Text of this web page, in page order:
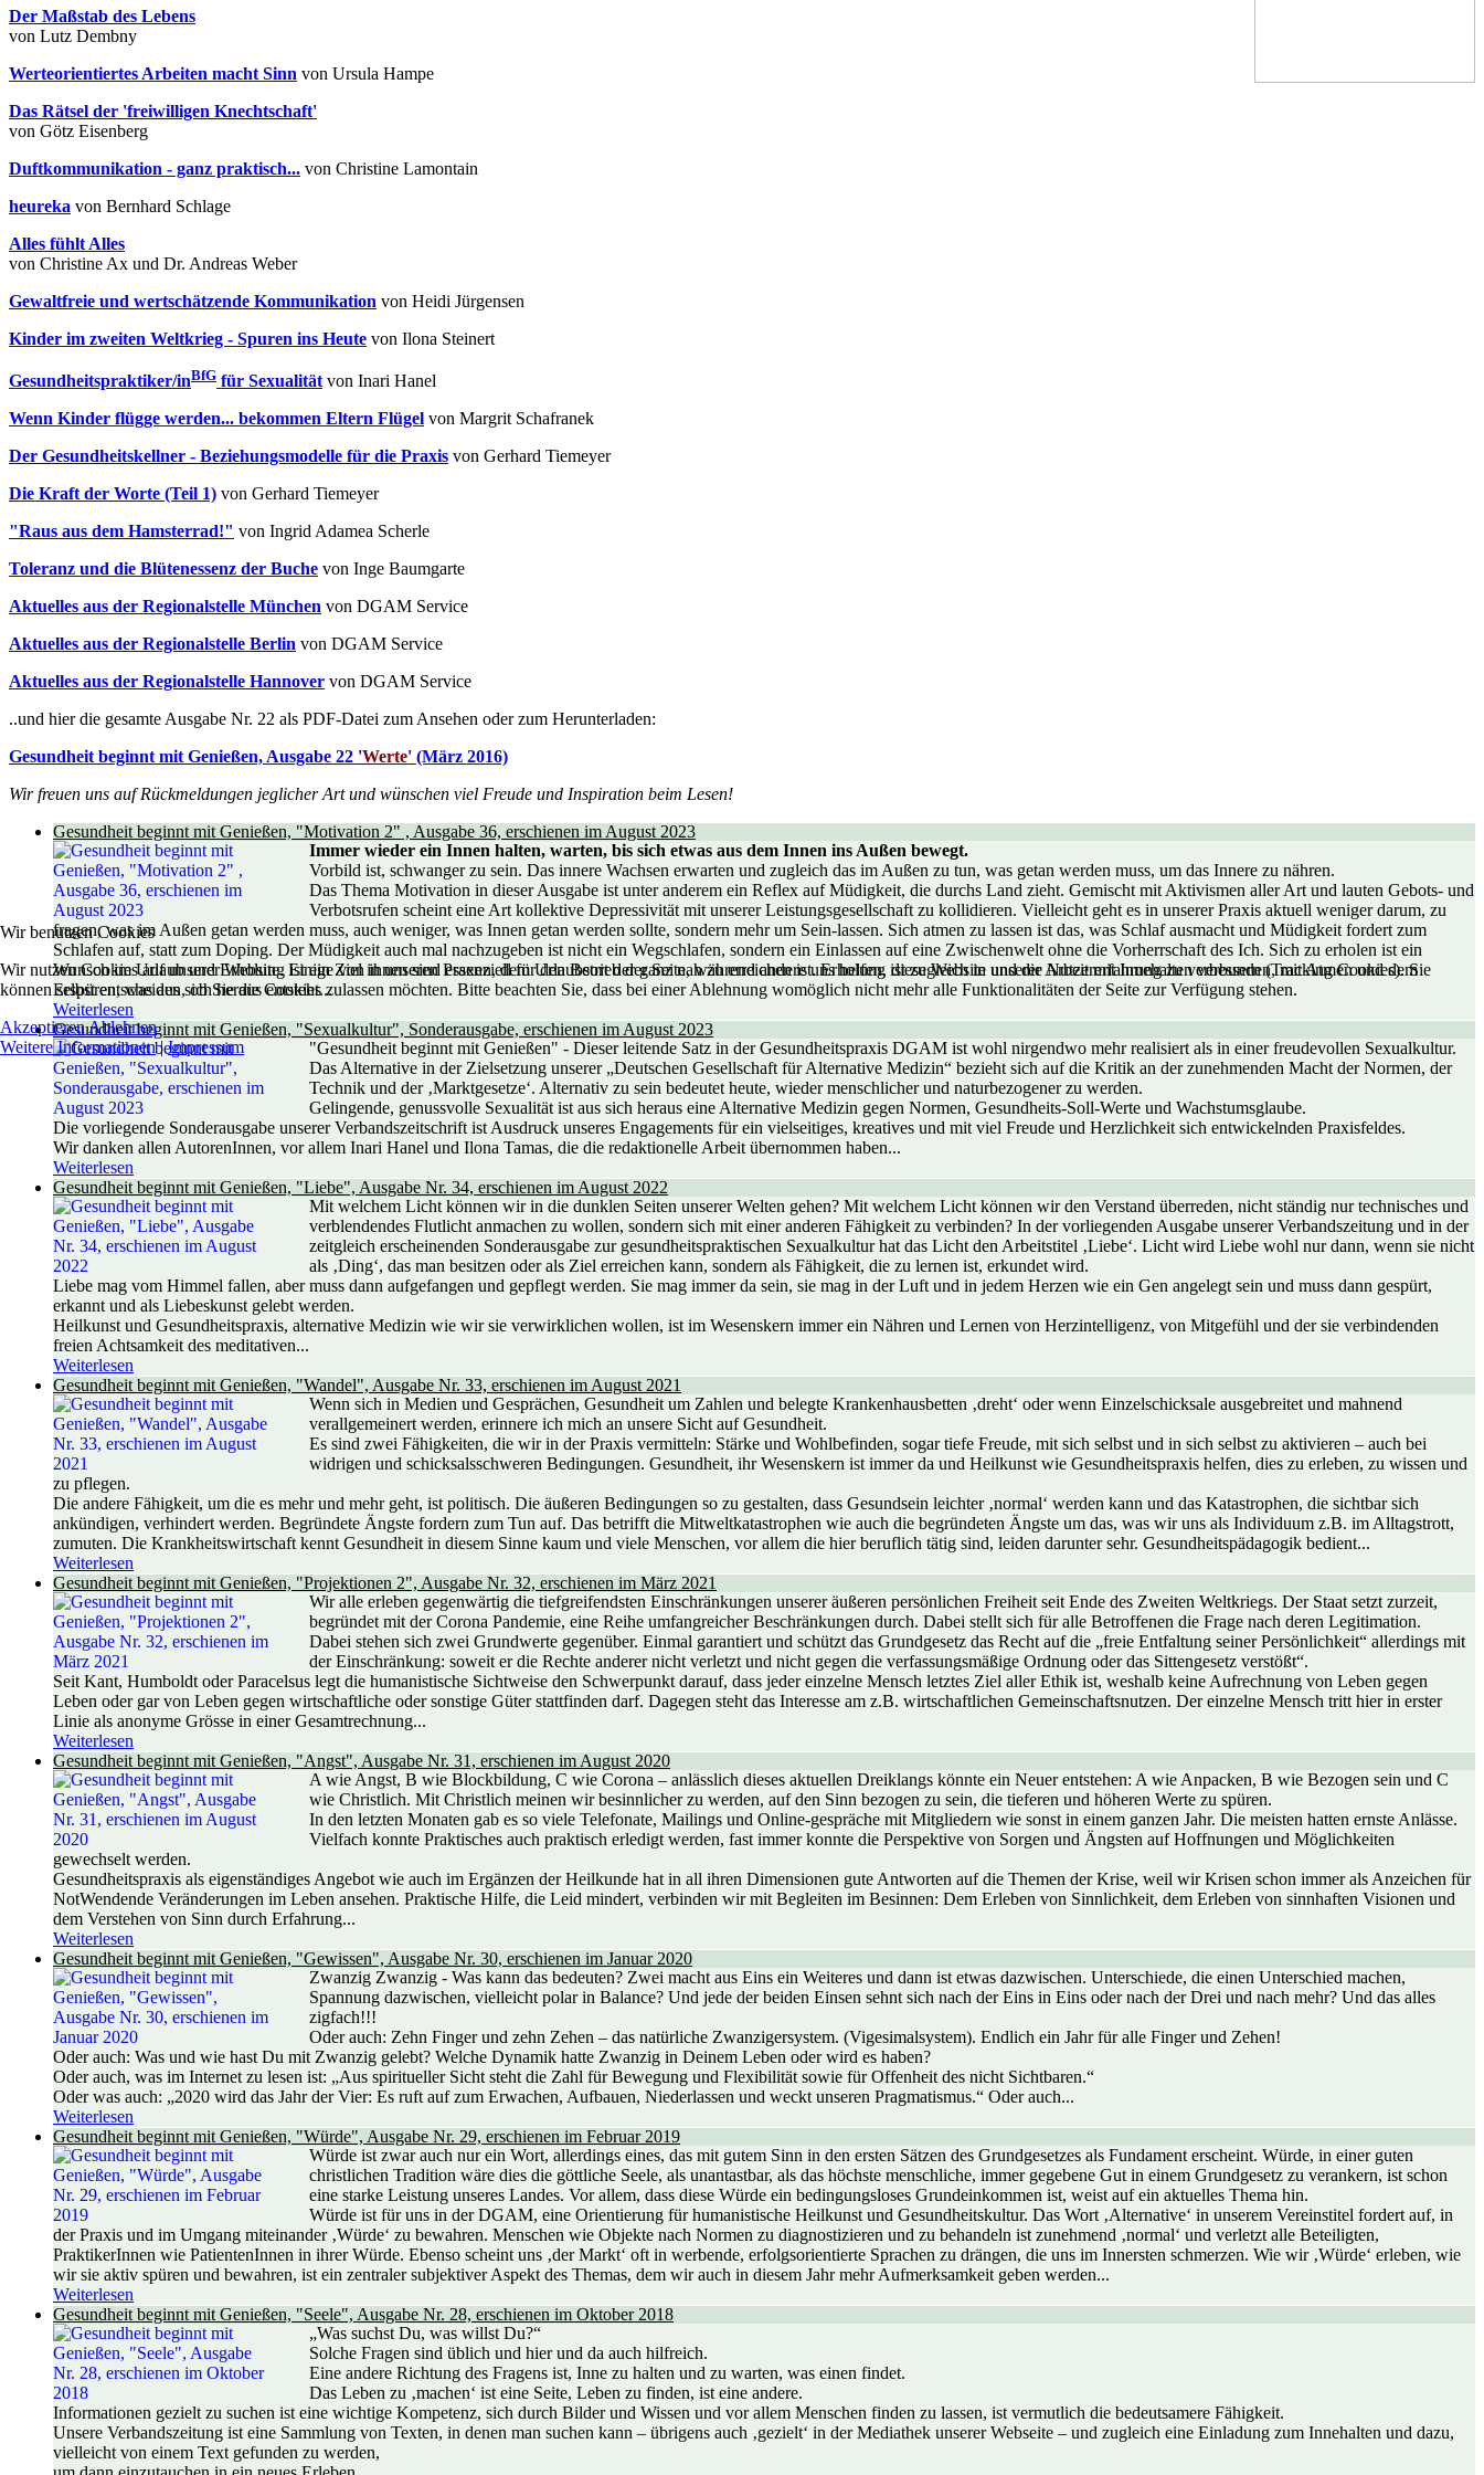
Der Maßstab des Lebens
von Lutz Dembny
Werteorientiertes Arbeiten macht Sinn von Ursula Hampe
Das Rätsel der 'freiwilligen Knechtschaft'
von Götz Eisenberg
Duftkommunikation - ganz praktisch... von Christine Lamontain
heureka von Bernhard Schlage
Alles fühlt Alles
von Christine Ax und Dr. Andreas Weber
Gewaltfreie und wertschätzende Kommunikation von Heidi Jürgensen
Kinder im zweiten Weltkrieg - Spuren ins Heute von Ilona Steinert
Gesundheitspraktiker/inBfG für Sexualität von Inari Hanel
Wenn Kinder flügge werden... bekommen Eltern Flügel von Margrit Schafranek
Der Gesundheitskellner - Beziehungsmodelle für die Praxis von Gerhard Tiemeyer
Die Kraft der Worte (Teil 1) von Gerhard Tiemeyer
"Raus aus dem Hamsterrad!" von Ingrid Adamea Scherle
Toleranz und die Blütenessenz der Buche von Inge Baumgarte
Aktuelles aus der Regionalstelle München von DGAM Service
Aktuelles aus der Regionalstelle Berlin von DGAM Service
Aktuelles aus der Regionalstelle Hannover von DGAM Service
..und hier die gesamte Ausgabe Nr. 22 als PDF-Datei zum Ansehen oder zum Herunterladen:
Gesundheit beginnt mit Genießen, Ausgabe 22 'Werte' (März 2016)
Wir freuen uns auf Rückmeldungen jeglicher Art und wünschen viel Freude und Inspiration beim Lesen!
Gesundheit beginnt mit Genießen, "Motivation 2" , Ausgabe 36, erschienen im August 2023
Immer wieder ein Innen halten, warten, bis sich etwas aus dem Innen ins Außen bewegt.
Vorbild ist, schwanger zu sein. Das innere Wachsen erwarten und zugleich das im Außen zu tun, was getan werden muss, um das Innere zu nähren.
Das Thema Motivation in dieser Ausgabe ist unter anderem ein Reflex auf Müdigkeit, die durchs Land zieht. Gemischt mit Aktivismen aller Art und lauten Gebots- und
Verbotsrufen scheint eine Art kollektive Depressivität mit unserer Leistungsgesellschaft zu kollidieren. Vielleicht geht es in unserer Praxis aktuell weniger darum, zu
fragen, was im Außen getan werden muss, auch weniger, was Innen getan werden sollte, sondern mehr um Sein-lassen. Sich atmen zu lassen ist das, was Schlaf ausmacht und Müdigkeit fordert zum
Schlafen auf, statt zum Doping. Der Müdigkeit auch mal nachzugeben ist nicht ein Wegschlafen, sondern ein Einlassen auf eine Zwischenwelt ohne die Vorherrschaft des Ich. Sich zu erholen ist ein
Wunsch im Urlaub und Erholung ist ein Ziel in unseren Praxen, dem Urlaubsort der ganz nah zu erreichen ist. Erholung ist zugleich in unserer Arbeit mit Innehalten verbunden, mit Atmen und dem
Erspüren, was aus sich heraus entsteht...
Weiterlesen
Gesundheit beginnt mit Genießen, "Sexualkultur", Sonderausgabe, erschienen im August 2023
"Gesundheit beginnt mit Genießen" - Dieser leitende Satz in der Gesundheitspraxis DGAM ist wohl nirgendwo mehr realisiert als in einer freudevollen Sexualkultur.
Das Alternative in der Zielsetzung unserer „Deutschen Gesellschaft für Alternative Medizin“ bezieht sich auf die Kritik an der zunehmenden Macht der Normen, der
Technik und der ‚Marktgesetze‘. Alternativ zu sein bedeutet heute, wieder menschlicher und naturbezogener zu werden.
Gelingende, genussvolle Sexualität ist aus sich heraus eine Alternative Medizin gegen Normen, Gesundheits-Soll-Werte und Wachstumsglaube.
Die vorliegende Sonderausgabe unserer Verbandszeitschrift ist Ausdruck unseres Engagements für ein vielseitiges, kreatives und mit viel Freude und Herzlichkeit sich entwickelnden Praxisfeldes.
Wir danken allen AutorenInnen, vor allem Inari Hanel und Ilona Tamas, die die redaktionelle Arbeit übernommen haben...
Weiterlesen
Gesundheit beginnt mit Genießen, "Liebe", Ausgabe Nr. 34, erschienen im August 2022
Mit welchem Licht können wir in die dunklen Seiten unserer Welten gehen? Mit welchem Licht können wir den Verstand überreden, nicht ständig nur technisches und
verblendendes Flutlicht anmachen zu wollen, sondern sich mit einer anderen Fähigkeit zu verbinden? In der vorliegenden Ausgabe unserer Verbandszeitung und in der
zeitgleich erscheinenden Sonderausgabe zur gesundheitspraktischen Sexualkultur hat das Licht den Arbeitstitel ‚Liebe‘. Licht wird Liebe wohl nur dann, wenn sie nicht
als ‚Ding‘, das man besitzen oder als Ziel erreichen kann, sondern als Fähigkeit, die zu lernen ist, erkundet wird.
Liebe mag vom Himmel fallen, aber muss dann aufgefangen und gepflegt werden. Sie mag immer da sein, sie mag in der Luft und in jedem Herzen wie ein Gen angelegt sein und muss dann gespürt,
erkannt und als Liebeskunst gelebt werden.
Heilkunst und Gesundheitspraxis, alternative Medizin wie wir sie verwirklichen wollen, ist im Wesenskern immer ein Nähren und Lernen von Herzintelligenz, von Mitgefühl und der sie verbindenden
freien Achtsamkeit des meditativen...
Weiterlesen
Gesundheit beginnt mit Genießen, "Wandel", Ausgabe Nr. 33, erschienen im August 2021
Wenn sich in Medien und Gesprächen, Gesundheit um Zahlen und belegte Krankenhausbetten ‚dreht‘ oder wenn Einzelschicksale ausgebreitet und mahnend
verallgemeinert werden, erinnere ich mich an unsere Sicht auf Gesundheit.
Es sind zwei Fähigkeiten, die wir in der Praxis vermitteln: Stärke und Wohlbefinden, sogar tiefe Freude, mit sich selbst und in sich selbst zu aktivieren – auch bei
widrigen und schicksalsschweren Bedingungen. Gesundheit, ihr Wesenskern ist immer da und Heilkunst wie Gesundheitspraxis helfen, dies zu erleben, zu wissen und
zu pflegen.
Die andere Fähigkeit, um die es mehr und mehr geht, ist politisch. Die äußeren Bedingungen so zu gestalten, dass Gesundsein leichter ‚normal‘ werden kann und das Katastrophen, die sichtbar sich
ankündigen, verhindert werden. Begründete Ängste fordern zum Tun auf. Das betrifft die Mitweltkatastrophen wie auch die begründeten Ängste um das, was wir uns als Individuum z.B. im Alltagstrott,
zumuten. Die Krankheitswirtschaft kennt Gesundheit in diesem Sinne kaum und viele Menschen, vor allem die hier beruflich tätig sind, leiden darunter sehr. Gesundheitspädagogik bedient...
Weiterlesen
Gesundheit beginnt mit Genießen, "Projektionen 2", Ausgabe Nr. 32, erschienen im März 2021
Wir alle erleben gegenwärtig die tiefgreifendsten Einschränkungen unserer äußeren persönlichen Freiheit seit Ende des Zweiten Weltkriegs. Der Staat setzt zurzeit,
begründet mit der Corona Pandemie, eine Reihe umfangreicher Beschränkungen durch. Dabei stellt sich für alle Betroffenen die Frage nach deren Legitimation.
Dabei stehen sich zwei Grundwerte gegenüber. Einmal garantiert und schützt das Grundgesetz das Recht auf die „freie Entfaltung seiner Persönlichkeit“ allerdings mit
der Einschränkung: soweit er die Rechte anderer nicht verletzt und nicht gegen die verfassungsmäßige Ordnung oder das Sittengesetz verstößt“.
Seit Kant, Humboldt oder Paracelsus legt die humanistische Sichtweise den Schwerpunkt darauf, dass jeder einzelne Mensch letztes Ziel aller Ethik ist, weshalb keine Aufrechnung von Leben gegen
Leben oder gar von Leben gegen wirtschaftliche oder sonstige Güter stattfinden darf. Dagegen steht das Interesse am z.B. wirtschaftlichen Gemeinschaftsnutzen. Der einzelne Mensch tritt hier in erster
Linie als anonyme Grösse in einer Gesamtrechnung...
Weiterlesen
Gesundheit beginnt mit Genießen, "Angst", Ausgabe Nr. 31, erschienen im August 2020
A wie Angst, B wie Blockbildung, C wie Corona – anlässlich dieses aktuellen Dreiklangs könnte ein Neuer entstehen: A wie Anpacken, B wie Bezogen sein und C
wie Christlich. Mit Christlich meinen wir besinnlicher zu werden, auf den Sinn bezogen zu sein, die tieferen und höheren Werte zu spüren.
In den letzten Monaten gab es so viele Telefonate, Mailings und Online-gespräche mit Mitgliedern wie sonst in einem ganzen Jahr. Die meisten hatten ernste Anlässe.
Vielfach konnte Praktisches auch praktisch erledigt werden, fast immer konnte die Perspektive von Sorgen und Ängsten auf Hoffnungen und Möglichkeiten
gewechselt werden.
Gesundheitspraxis als eigenständiges Angebot wie auch im Ergänzen der Heilkunde hat in all ihren Dimensionen gute Antworten auf die Themen der Krise, weil wir Krisen schon immer als Anzeichen für
NotWendende Veränderungen im Leben ansehen. Praktische Hilfe, die Leid mindert, verbinden wir mit Begleiten im Besinnen: Dem Erleben von Sinnlichkeit, dem Erleben von sinnhaften Visionen und
dem Verstehen von Sinn durch Erfahrung...
Weiterlesen
Gesundheit beginnt mit Genießen, "Gewissen", Ausgabe Nr. 30, erschienen im Januar 2020
Zwanzig Zwanzig - Was kann das bedeuten? Zwei macht aus Eins ein Weiteres und dann ist etwas dazwischen. Unterschiede, die einen Unterschied machen,
Spannung dazwischen, vielleicht polar in Balance? Und jede der beiden Einsen sehnt sich nach der Eins in Eins oder nach der Drei und nach mehr? Und das alles
zigfach!!!
Oder auch: Zehn Finger und zehn Zehen – das natürliche Zwanzigersystem. (Vigesimalsystem). Endlich ein Jahr für alle Finger und Zehen!
Oder auch: Was und wie hast Du mit Zwanzig gelebt? Welche Dynamik hatte Zwanzig in Deinem Leben oder wird es haben?
Oder auch, was im Internet zu lesen ist: „Aus spiritueller Sicht steht die Zahl für Bewegung und Flexibilität sowie für Offenheit des nicht Sichtbaren.“
Oder was auch: „2020 wird das Jahr der Vier: Es ruft auf zum Erwachen, Aufbauen, Niederlassen und weckt unseren Pragmatismus.“ Oder auch...
Weiterlesen
Gesundheit beginnt mit Genießen, "Würde", Ausgabe Nr. 29, erschienen im Februar 2019
Würde ist zwar auch nur ein Wort, allerdings eines, das mit gutem Sinn in den ersten Sätzen des Grundgesetzes als Fundament erscheint. Würde, in einer guten
christlichen Tradition wäre dies die göttliche Seele, als unantastbar, als das höchste menschliche, immer gegebene Gut in einem Grundgesetz zu verankern, ist schon
eine starke Leistung unseres Landes. Vor allem, dass diese Würde ein bedingungsloses Grundeinkommen ist, weist auf ein aktuelles Thema hin.
Würde ist für uns in der DGAM, eine Orientierung für humanistische Heilkunst und Gesundheitskultur. Das Wort ‚Alternative‘ in unserem Vereinstitel fordert auf, in
der Praxis und im Umgang miteinander ‚Würde‘ zu bewahren. Menschen wie Objekte nach Normen zu diagnostizieren und zu behandeln ist zunehmend ‚normal‘ und verletzt alle Beteiligten,
PraktikerInnen wie PatientenInnen in ihrer Würde. Ebenso scheint uns ‚der Markt‘ oft in werbende, erfolgsorientierte Sprachen zu drängen, die uns im Innersten schmerzen. Wie wir ‚Würde‘ erleben, wie
wir sie aktiv spüren und bewahren, ist ein zentraler subjektiver Aspekt des Themas, dem wir auch in diesem Jahr mehr Aufmerksamkeit geben werden...
Weiterlesen
Gesundheit beginnt mit Genießen, "Seele", Ausgabe Nr. 28, erschienen im Oktober 2018
„Was suchst Du, was willst Du?“
Solche Fragen sind üblich und hier und da auch hilfreich.
Eine andere Richtung des Fragens ist, Inne zu halten und zu warten, was einen findet.
Das Leben zu ‚machen‘ ist eine Seite, Leben zu finden, ist eine andere.
Informationen gezielt zu suchen ist eine wichtige Kompetenz, sich durch Bilder und Wissen und vor allem Menschen finden zu lassen, ist vermutlich die bedeutsamere Fähigkeit.
Unsere Verbandszeitung ist eine Sammlung von Texten, in denen man suchen kann – übrigens auch ‚gezielt‘ in der Mediathek unserer Webseite – und zugleich eine Einladung zum Innehalten und dazu,
vielleicht von einem Text gefunden zu werden,
Wir benutzen Cookies
Wir nutzen Cookies auf unserer Website. Einige von ihnen sind essenziell für den Betrieb der Seite, während andere uns helfen, diese Website und die Nutzererfahrung zu verbessern (Tracking Cookies). Sie
können selbst entscheiden, ob Sie die Cookies zulassen möchten. Bitte beachten Sie, dass bei einer Ablehnung womöglich nicht mehr alle Funktionalitäten der Seite zur Verfügung stehen.
AkzeptierenAblehnen
Weitere Informationen|Impressum